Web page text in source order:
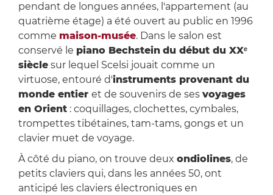
pendant de longues années, l'appartement (au
quatrième étage) a été ouvert au public en 1996
comme maison-musée. Dans le salon est
conservé le piano Bechstein du début du XXᵉ
sièclesur lequel Scelsi jouait comme un
virtuose, entouré d'instruments provenant du
monde entier et de souvenirs de ses voyages
en Orient: coquillages, clochettes, cymbales,
trompettes tibétaines, tam-tams, gongs et un
clavier muet de voyage.
À côté du piano, on trouve deux ondiolines, de
petits claviers qui, dans les années 50, ont
anticipé les claviers électroniques en